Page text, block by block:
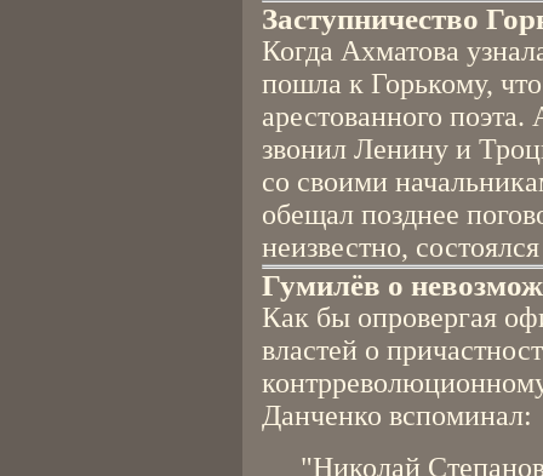
Заступничество
Когда Ахматова
пошла к Горькому,
арестованного
звонил Ленину и
со своими
обещал позднее
неизвестно,
Гумилёв о
Как бы опровергая
властей о
Данченко вспоминал:
"Николай